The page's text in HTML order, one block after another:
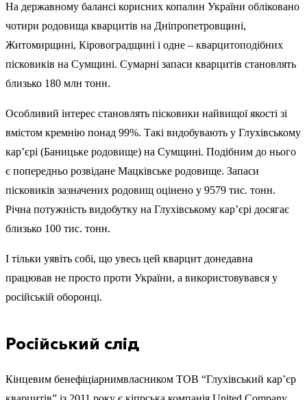
На державному балансі корисних копалин України обліковано
чотири родовища кварцитів на Дніпропетровщині,
Житомирщині, Кіровоградщині і одне – кварцитоподібних
пісковиків на Сумщині. Сумарні запаси кварцитів становлять
близько 180 млн тонн.
Особливий інтерес становлять пісковики найвищої якості зі
вмістом кремнію понад 99%. Такі видобувають у Глухівському
кар’єрі (Баницьке родовище) на Сумщині. Подібним до нього
є попередньо розвідане Мацківське родовище. Запаси
пісковиків зазначених родовищ оцінено у 9579 тис. тонн.
Річна потужність видобутку на Глухівському кар’єрі досягає
близько 100 тис. тонн.
І тільки уявіть собі, що увесь цей кварцит донедавна
працював не просто проти України, а використовувався у
російській оборонці.
Російський слід
Кінцевим бенефіціарнимвласником ТОВ “Глухівський кар’єр